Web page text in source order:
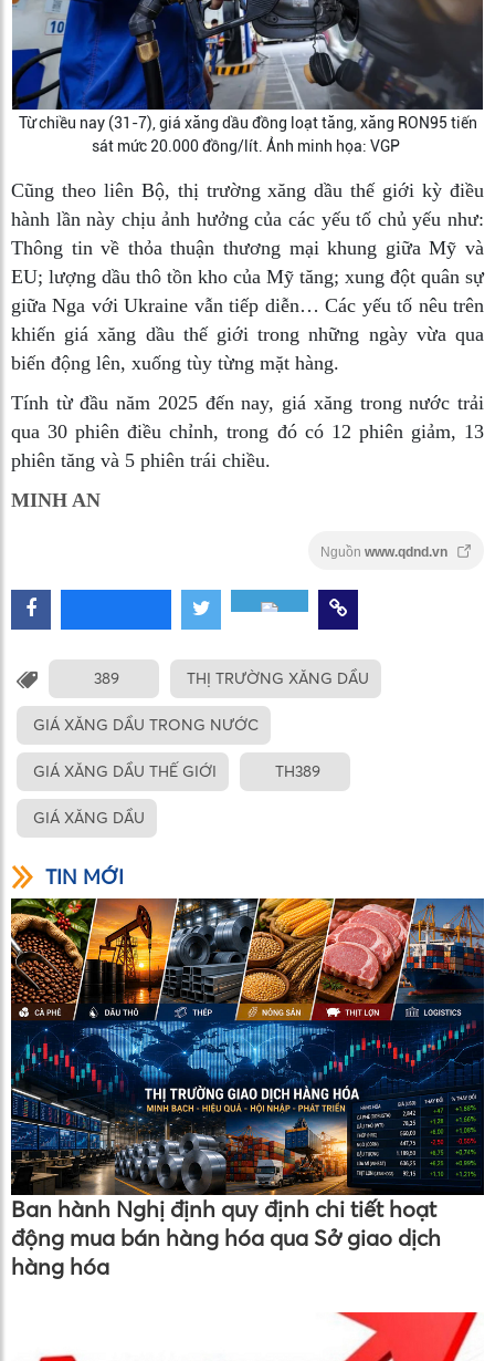
Từ chiều nay (31-7), giá xăng dầu đồng loạt tăng, xăng RON95 tiến
sát mức 20.000 đồng/lít. Ảnh minh họa: VGP
Cũng theo liên Bộ, thị trường xăng dầu thế giới kỳ điều
hành lần này chịu ảnh hưởng của các yếu tố chủ yếu như:
Thông tin về thỏa thuận thương mại khung giữa Mỹ và
EU; lượng dầu thô tồn kho của Mỹ tăng; xung đột quân sự
giữa Nga với Ukraine vẫn tiếp diễn… Các yếu tố nêu trên
khiến giá xăng dầu thế giới trong những ngày vừa qua
biến động lên, xuống tùy từng mặt hàng.
Tính từ đầu năm 2025 đến nay, giá xăng trong nước trải
qua 30 phiên điều chỉnh, trong đó có 12 phiên giảm, 13
phiên tăng và 5 phiên trái chiều.
MINH AN
Nguồn www.qdnd.vn
389 THỊ TRƯỜNG XĂNG DẦU
GIÁ XĂNG DẦU TRONG NƯỚC
GIÁ XĂNG DẦU THẾ GIỚI TH389
GIÁ XĂNG DẦU
TIN MỚI
Ban hành Nghị định quy định chi tiết hoạt
động mua bán hàng hóa qua Sở giao dịch
hàng hóa